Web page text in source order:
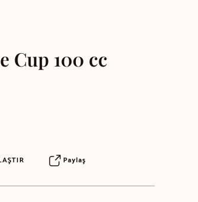
Cup 100 cc
Paylaş